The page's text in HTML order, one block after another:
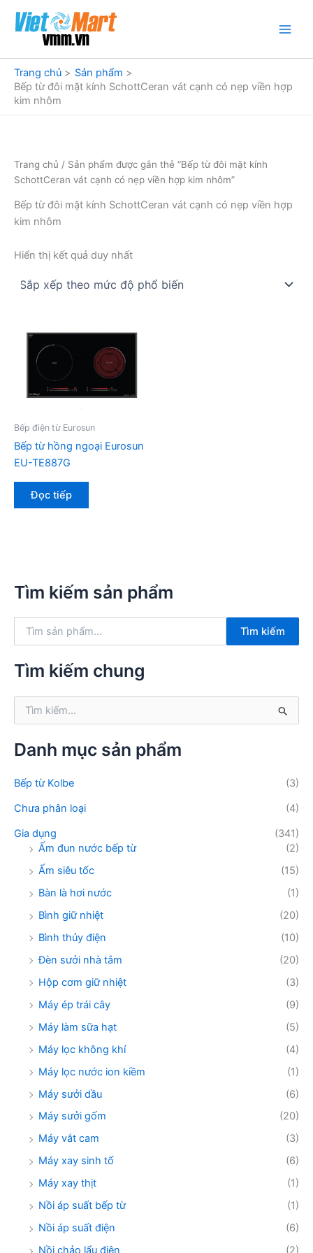
dung
Trang chủ
Sản phẩm
Bếp từ đôi mặt kính SchottCeran vát cạnh có nẹp viền hợp
kim nhôm
Trang chủ / Sản phẩm được gắn thẻ “Bếp từ đôi mặt kính
SchottCeran vát cạnh có nẹp viền hợp kim nhôm”
Bếp từ đôi mặt kính SchottCeran vát cạnh có nẹp viền hợp
kim nhôm
Hiển thị kết quả duy nhất
Bếp điện từ Eurosun
Bếp từ hồng ngoại Eurosun
EU-TE887G
Đọc tiếp
Tìm kiếm sản phẩm
k
:
Tìm kiếm
Tìm kiếm chung
k
i
m
Danh mục sản phẩm
Bếp từ Kolbe
(3)
Chưa phân loại
(4)
Gia dụng
(341)
Ấm đun nước bếp từ
(2)
Ấm siêu tốc
(15)
Bàn là hơi nước
(1)
Bình giữ nhiệt
(20)
Bình thủy điện
(10)
Đèn sưởi nhà tắm
(20)
Hộp cơm giữ nhiệt
(3)
Máy ép trái cây
(9)
Máy làm sữa hạt
(5)
Máy lọc không khí
(4)
Máy lọc nước ion kiềm
(1)
Máy sưởi dầu
(6)
Máy sưởi gốm
(20)
Máy vắt cam
(3)
Máy xay sinh tố
(6)
Máy xay thịt
(1)
Nồi áp suất bếp từ
(1)
Nồi áp suất điện
(6)
Nồi chảo lẩu điện
(2)